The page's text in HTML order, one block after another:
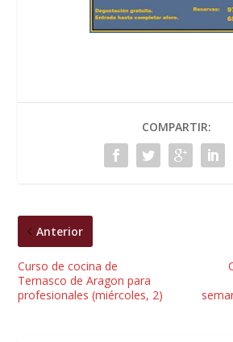
COMPARTIR:
Anterior
Curso de cocina de
Ternasco de Aragon para
profesionales (miércoles, 2)